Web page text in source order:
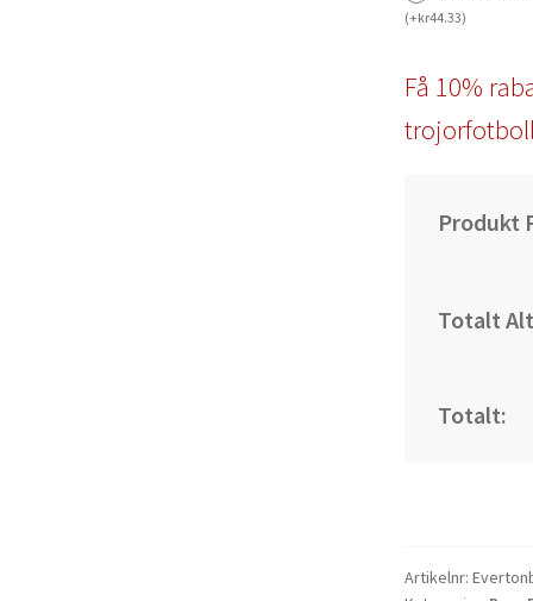
(+kr44.33)
Få 10%
Produkt
Totalt
Totalt:
Artikelnr: